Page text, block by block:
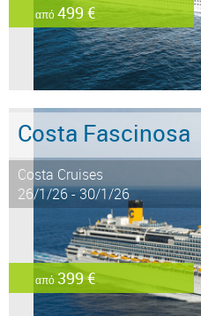
από499 €
Costa Fascinosa
Costa Cruises
26/1/26 - 30/1/26
από 399 €